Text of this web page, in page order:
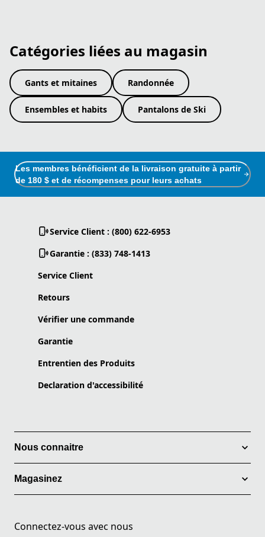
Catégories liées au magasin
Gants et mitaines Randonnée
Ensembles et habits Pantalons de Ski
Les membres bénéficient de la livraison gratuite à partir
de 180 $ et de récompenses pour leurs achats
Service Client : (800) 622-6953
Garantie : (833) 748-1413
Service Client
Retours
Vérifier une commande
Garantie
Entrentien des Produits
Declaration d'accessibilité
Nous connaitre
Magasinez
Connectez-vous avec nous